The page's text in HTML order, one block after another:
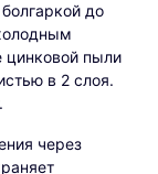
до
цинковой пыли
в 2 слоя.
через